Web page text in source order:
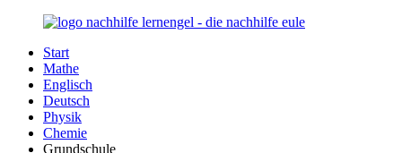
Zurück
Inhalt
Nachhilfe-
Lernengel.de
Unsere
Nachhilfe-
Eule
berät
zum
Start
Mathe
Englisch
Deutsch
Physik
Chemie
Grundschule